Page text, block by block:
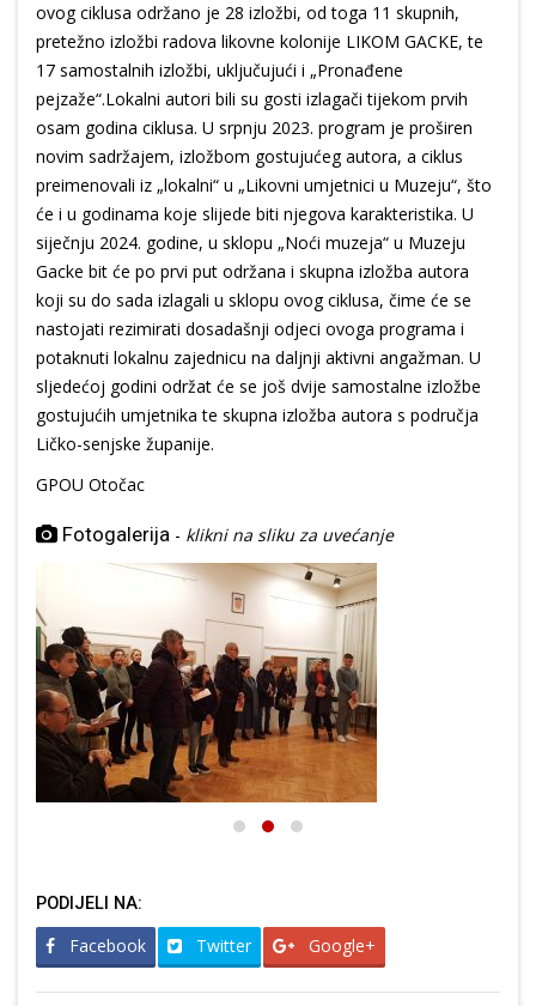
ovog ciklusa održano je 28 izložbi, od toga 11 skupnih,
pretežno izložbi radova likovne kolonije LIKOM GACKE, te
17 samostalnih izložbi, uključujući i „Pronađene
pejzaže“.Lokalni autori bili su gosti izlagači tijekom prvih
osam godina ciklusa. U srpnju 2023. program je proširen
novim sadržajem, izložbom gostujućeg autora, a ciklus
preimenovali iz „lokalni“ u „Likovni umjetnici u Muzeju“, što
će i u godinama koje slijede biti njegova karakteristika. U
siječnju 2024. godine, u sklopu „Noći muzeja“ u Muzeju
Gacke bit će po prvi put održana i skupna izložba autora
koji su do sada izlagali u sklopu ovog ciklusa, čime će se
nastojati rezimirati dosadašnji odjeci ovoga programa i
potaknuti lokalnu zajednicu na daljnji aktivni angažman. U
sljedećoj godini održat će se još dvije samostalne izložbe
gostujućih umjetnika te skupna izložba autora s područja
Ličko-senjske županije.
GPOU Otočac
Fotogalerija - klikni na sliku za uvećanje
PODIJELI NA:
Facebook Twitter Google+